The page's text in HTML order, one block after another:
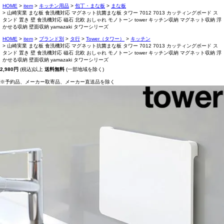
HOME item キッチン用品 包丁・まな板
まな板
山崎実業 まな板 食洗機対応 マグネット抗菌まな板 タワー 7012 7013 カッティングボード ス
タンド 置き 壁 食洗機対応 磁石 北欧 おしゃれ モノトーン tower キッチン収納 マグネット収納 浮
かせる収納 壁面収納 yamazaki タワーシリーズ
HOME item ブランド別 タ行 Tower（タワー）
キッチン
山崎実業 まな板 食洗機対応 マグネット抗菌まな板 タワー 7012 7013 カッティングボード ス
タンド 置き 壁 食洗機対応 磁石 北欧 おしゃれ モノトーン tower キッチン収納 マグネット収納 浮
かせる収納 壁面収納 yamazaki タワーシリーズ
2,980円 (税込)以上 送料無料 (一部地域を除く)
※予約品、メーカー取寄品、メーカー直送品を除く